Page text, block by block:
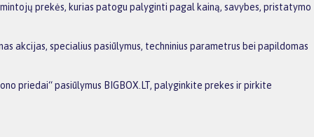
prekės, kurias patogu palyginti pagal kainą, savybes, pristatymo
akcijas, specialius pasiūlymus, techninius parametrus bei papildomas
priedai“ pasiūlymus BIGBOX.LT, palyginkite prekes ir pirkite